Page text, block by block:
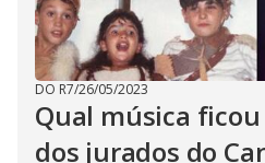
DO R7/26/05/2023
Qual música
dos jurados do